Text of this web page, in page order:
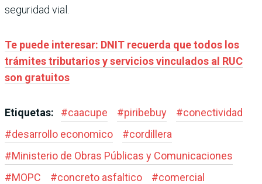
seguridad vial.
Te puede interesar: DNIT recuerda que todos los
trámites tributarios y servicios vinculados al RUC
son gratuitos
Etiquetas: #caacupe #piribebuy #conectividad
#desarrollo economico #cordillera
#Ministerio de Obras Públicas y Comunicaciones
#MOPC #concreto asfaltico #comercial